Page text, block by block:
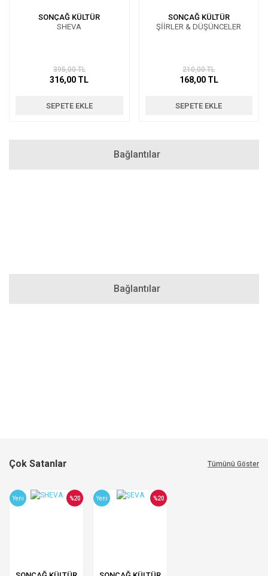
Bağlantılar
SONÇAĞ KÜLTÜR
SHEVA
395,00 TL
316,00 TL
SEPETE EKLE
SONÇAĞ KÜLTÜR
ŞİİRLER & DÜŞÜNCELER
210,00 TL
168,00 TL
SEPETE EKLE
Bağlantılar
Çok Satanlar Tümünü Göster
Yeni %20 Yeni %20